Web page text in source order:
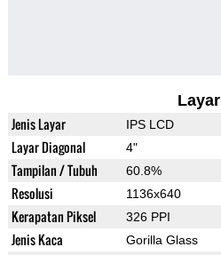
Layar
Jenis Layar IPS LCD
Layar Diagonal 4"
Tampilan / Tubuh 60.8%
Resolusi 1136x640
Kerapatan Piksel 326 PPI
Jenis Kaca Gorilla Glass